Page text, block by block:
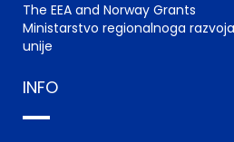
The EEA and Norway Grants
Ministarstvo regionalnoga
unije
INFO